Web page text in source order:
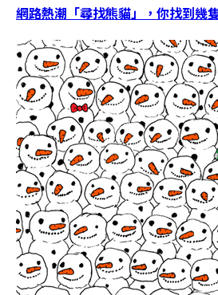
網路熱潮「尋找熊貓」，你找到幾